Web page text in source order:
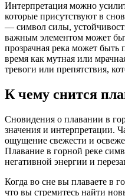
Интерпретация можно
которые присутствуют в
— символ силы,
важным элементом может
прозрачная река может
время как мутная или
тревоги или препятствия,
К чему снится
Сновидения о плавании в
значения и интерпретации.
ощущение свежести и
Плавание в горной реке
негативной энергии и
Когда во сне вы плаваете в
что вы стремитесь найти